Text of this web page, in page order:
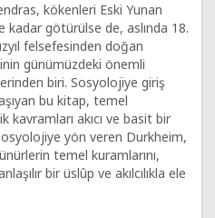
kökenleri Eski Yunan
kadar götürülse de, aslında 18.
felsefesinden doğan
günümüzdeki önemli
biri. Sosyolojiye giriş
bu kitap, temel
kavramları akıcı ve basit bir
yön veren Durkheim,
temel kuramlarını,
bir üslûp ve akılcılıkla ele